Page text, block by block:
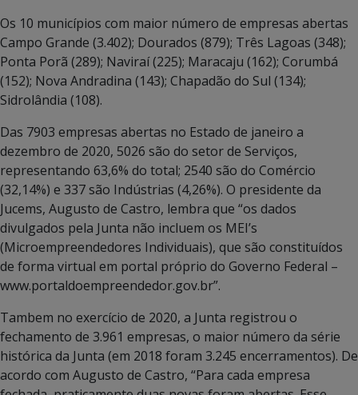
Os 10 municípios com maior número de empresas abertas
Campo Grande (3.402); Dourados (879); Três Lagoas (348);
Ponta Porã (289); Naviraí (225); Maracaju (162); Corumbá
(152); Nova Andradina (143); Chapadão do Sul (134);
Sidrolândia (108).
Das 7903 empresas abertas no Estado de janeiro a
dezembro de 2020, 5026 são do setor de Serviços,
representando 63,6% do total; 2540 são do Comércio
(32,14%) e 337 são Indústrias (4,26%). O presidente da
Jucems, Augusto de Castro, lembra que “os dados
divulgados pela Junta não incluem os MEI’s
(Microempreendedores Individuais), que são constituídos
de forma virtual em portal próprio do Governo Federal –
www.portaldoempreendedor.gov.br”.
Tambem no exercício de 2020, a Junta registrou o
fechamento de 3.961 empresas, o maior número da série
histórica da Junta (em 2018 foram 3.245 encerramentos). De
acordo com Augusto de Castro, “Para cada empresa